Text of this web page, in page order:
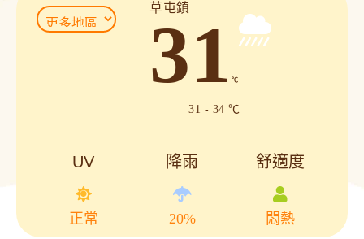
草屯鎮
31 ℃
31 - 34 ℃
UV
正常
降雨
20%
舒適度
悶熱